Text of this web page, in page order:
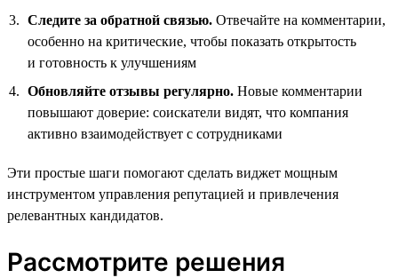
Следите за обратной связью. Отвечайте на комментарии,
особенно на критические, чтобы показать открытость
и готовность к улучшениям
Обновляйте отзывы регулярно. Новые комментарии
повышают доверие: соискатели видят, что компания
активно взаимодействует с сотрудниками
Эти простые шаги помогают сделать виджет мощным
инструментом управления репутацией и привлечения
релевантных кандидатов.
Рассмотрите решения